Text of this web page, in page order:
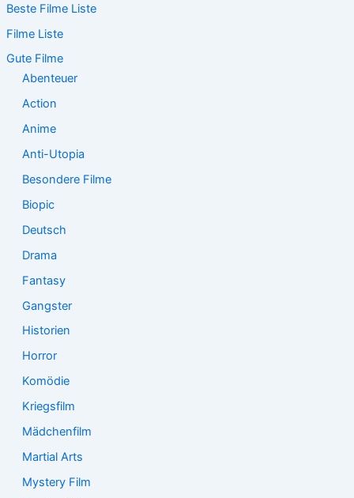
h
n
n
Beste Filme Liste
Filme Liste
Gute Filme
Abenteuer
Action
Anime
Anti-Utopia
Besondere Filme
Biopic
Deutsch
Drama
Fantasy
Gangster
Historien
Horror
Komödie
Kriegsfilm
Mädchenfilm
Martial Arts
Mystery Film